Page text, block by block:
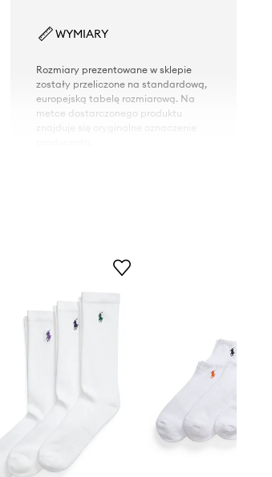
WYMIARY
Rozmiary prezentowane w sklepie
zostały przeliczone na standardową,
europejską tabelę rozmiarową. Na
metce dostarczonego produktu